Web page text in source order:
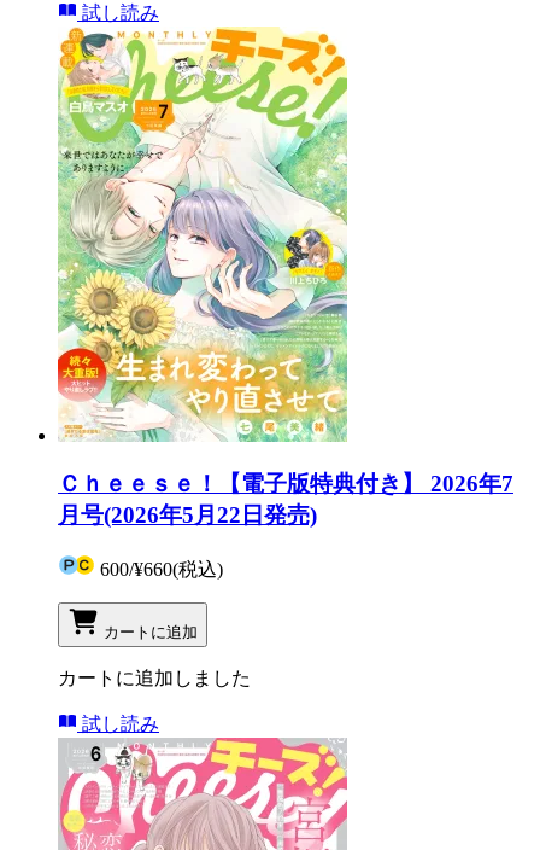
試し読み
Ｃｈｅｅｓｅ！【電子版特典付き】 2026年7
月号(2026年5月22日発売)
600/¥660(税込)
カートに追加
カートに追加しました
試し読み